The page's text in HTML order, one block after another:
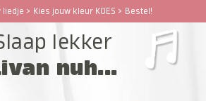
> Kies jouw kleur KOES > Bestel!
lekker
nuh...